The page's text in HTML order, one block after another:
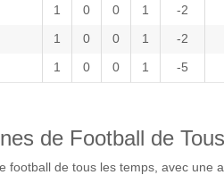
1 0 0 1 -2
1 0 0 1 -2
1 0 0 1 -5
de Football de
football de tous les temps, avec une